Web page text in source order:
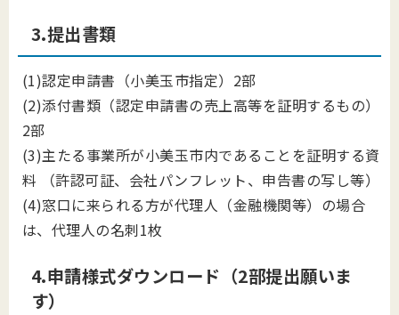
3.提出書類
(1)認定申請書（小美玉市指定）2部
(2)添付書類（認定申請書の売上高等を証明するもの）
2部
(3)主たる事業所が小美玉市内であることを証明する資
料 （許認可証、会社パンフレット、申告書の写し等）
(4)窓口に来られる方が代理人（金融機関等）の場合
は、代理人の名刺1枚
4.申請様式ダウンロード（2部提出願いま
す）